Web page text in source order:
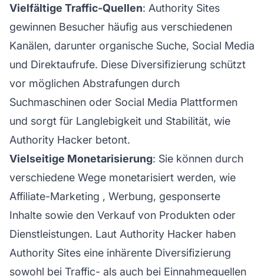
Vielfältige Traffic-Quellen: Authority Sites
gewinnen Besucher häufig aus verschiedenen
Kanälen, darunter organische Suche, Social Media
und Direktaufrufe. Diese Diversifizierung schützt
vor möglichen Abstrafungen durch
Suchmaschinen oder Social Media Plattformen
und sorgt für Langlebigkeit und Stabilität, wie
Authority Hacker betont.
Vielseitige Monetarisierung: Sie können durch
verschiedene Wege monetarisiert werden, wie
Affiliate-Marketing , Werbung, gesponserte
Inhalte sowie den Verkauf von Produkten oder
Dienstleistungen. Laut Authority Hacker haben
Authority Sites eine inhärente Diversifizierung
sowohl bei Traffic- als auch bei Einnahmequellen